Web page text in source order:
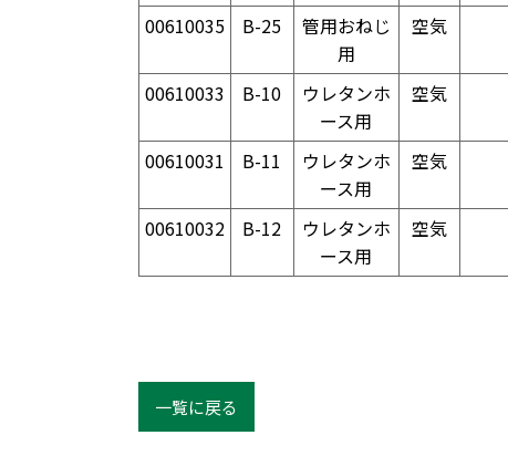
00610035 B-25
管用おねじ
用
空気
00610033 B-10
ウレタンホ
ース用
空気
00610031 B-11
ウレタンホ
ース用
空気
00610032 B-12
ウレタンホ
ース用
空気
一覧に戻る